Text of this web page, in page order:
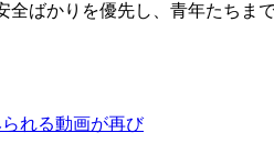
ばかりを優先し、青年たちま
れる動画が再び